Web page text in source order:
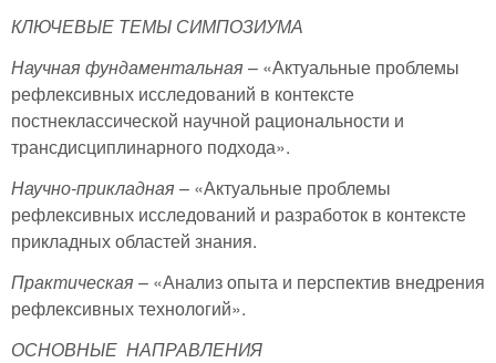
КЛЮЧЕВЫЕ ТЕМЫ СИМПОЗИУМА
Научная фундаментальная– «Актуальные проблемы
рефлексивных исследований в контексте
постнеклассической научной рациональности и
трансдисциплинарного подхода».
Научно-прикладная– «Актуальные проблемы
рефлексивных исследований и разработок в контексте
прикладных областей знания.
Практическая– «Анализ опыта и перспектив внедрения
рефлексивных технологий».
ОСНОВНЫЕ НАПРАВЛЕНИЯ